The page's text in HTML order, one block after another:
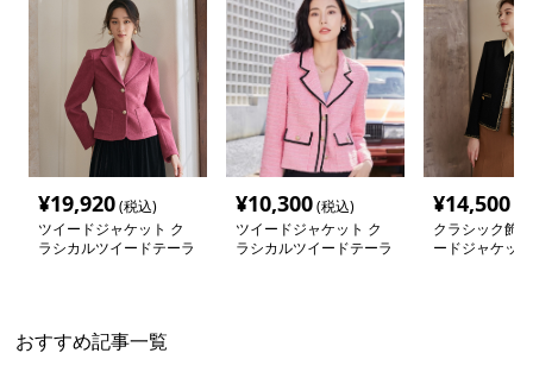
¥19,920(税込)
ツイードジャケット ク
ラシカルツイードテーラ
¥10,300(税込)
ツイードジャケット ク
ラシカルツイードテーラ
¥14,500
クラシック飾
ードジャケット
おすすめ記事一覧